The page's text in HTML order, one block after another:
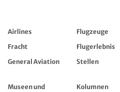
Airlines Flugzeuge
Fracht
Flugerlebnis
General Aviation
Stellen
Museen und
Kolumnen